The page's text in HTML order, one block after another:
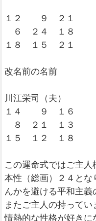
１２ ９ ２１
６ ２４ １８
１８ １５ ２１
改名前の名前
川江栄司（夫）
１４ ９ １６
８ ２１ １３
１５ １２ １８
この運命式ではご主人
本性（総画）２４と
んかを避ける平和主義
またご主人の持って
情熱的な性格が好きに